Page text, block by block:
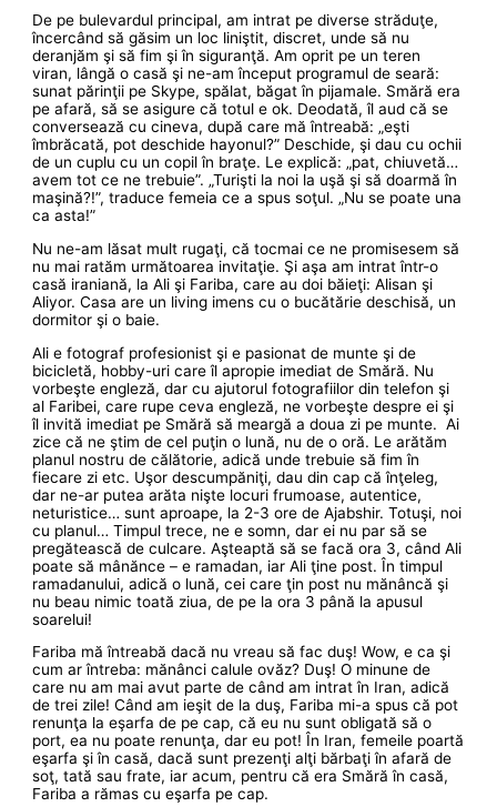
De pe bulevardul principal, am intrat pe diverse străduţe,
încercând să găsim un loc liniştit, discret, unde să nu
deranjăm şi să fim şi în siguranţă. Am oprit pe un teren
viran, lângă o casă şi ne-am început programul de seară:
sunat părinţii pe Skype, spălat, băgat în pijamale. Smără era
pe afară, să se asigure că totul e ok. Deodată, îl aud că se
conversează cu cineva, după care mă întreabă: „eşti
îmbrăcată, pot deschide hayonul?” Deschide, şi dau cu ochii
de un cuplu cu un copil în braţe. Le explică: „pat, chiuvetă…
avem tot ce ne trebuie”. „Turişti la noi la uşă şi să doarmă în
maşină?!”, traduce femeia ce a spus soţul. „Nu se poate una
ca asta!”
Nu ne-am lăsat mult rugaţi, că tocmai ce ne promisesem să
nu mai ratăm următoarea invitaţie. Şi aşa am intrat într-o
casă iraniană, la Ali şi Fariba, care au doi băieţi: Alisan şi
Aliyor. Casa are un living imens cu o bucătărie deschisă, un
dormitor şi o baie.
Ali e fotograf profesionist şi e pasionat de munte şi de
bicicletă, hobby-uri care îl apropie imediat de Smără. Nu
vorbeşte engleză, dar cu ajutorul fotografiilor din telefon şi
al Faribei, care rupe ceva engleză, ne vorbeşte despre ei şi
îl invită imediat pe Smără să meargă a doua zi pe munte. Ai
zice că ne ştim de cel puţin o lună, nu de o oră. Le arătăm
planul nostru de călătorie, adică unde trebuie să fim în
fiecare zi etc. Uşor descumpăniţi, dau din cap că înţeleg,
dar ne-ar putea arăta nişte locuri frumoase, autentice,
neturistice… sunt aproape, la 2-3 ore de Ajabshir. Totuşi, noi
cu planul… Timpul trece, ne e somn, dar ei nu par să se
pregătească de culcare. Aşteaptă să se facă ora 3, când Ali
poate să mânănce – e ramadan, iar Ali ţine post. În timpul
ramadanului, adică o lună, cei care ţin post nu mănâncă şi
nu beau nimic toată ziua, de pe la ora 3 până la apusul
soarelui!
Fariba mă întreabă dacă nu vreau să fac duş! Wow, e ca şi
cum ar întreba: mănânci calule ovăz? Duş! O minune de
care nu am mai avut parte de când am intrat în Iran, adică
de trei zile! Când am ieşit de la duş, Fariba mi-a spus că pot
renunţa la eşarfa de pe cap, că eu nu sunt obligată să o
port, ea nu poate renunţa, dar eu pot! În Iran, femeile poartă
eşarfa şi în casă, dacă sunt prezenţi alţi bărbaţi în afară de
soţ, tată sau frate, iar acum, pentru că era Smără în casă,
Fariba a rămas cu eşarfa pe cap.